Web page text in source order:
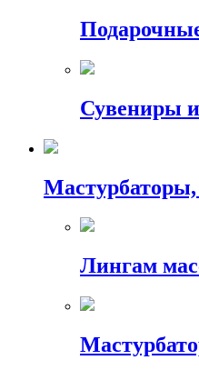
Сувениры
Лингам